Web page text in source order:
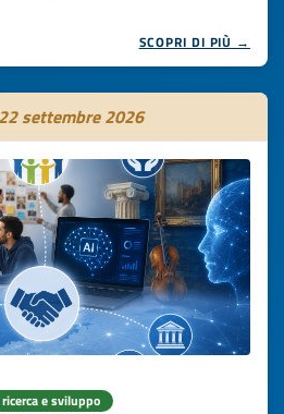
SCOPRI DI PIÙ →
22 settembre 2026
e sviluppo